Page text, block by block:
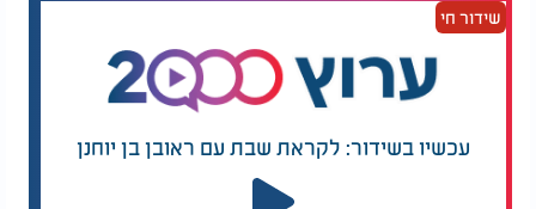
שידור חי
עכשיו בשידור: לקראת שבת עם ראובן בן יוחנן